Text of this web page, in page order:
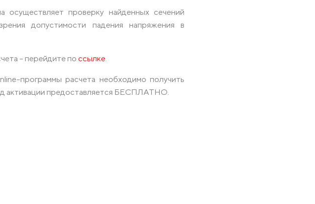
осуществляет проверку найденных сечений
допустимости падения напряжения в
– перейдите по ссылке.
программы расчета необходимо получить
активации предоставляется БЕСПЛАТНО.